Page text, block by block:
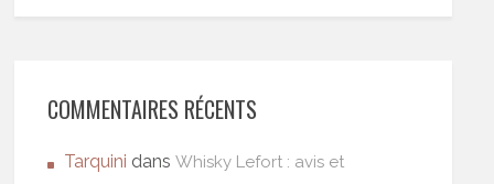
COMMENTAIRES RÉCENTS
Tarquini dansWhisky Lefort : avis et